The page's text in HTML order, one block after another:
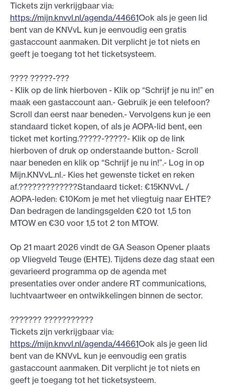
Tickets zijn verkrijgbaar via:
https://mijn.knvvl.nl/agenda/44661Ook als je geen lid
bent van de KNVvL kun je eenvoudig een gratis
gastaccount aanmaken. Dit verplicht je tot niets en
geeft je toegang tot het ticketsysteem.
???? ?????-???
- Klik op de link hierboven - Klik op “Schrijf je nu in!” en
maak een gastaccount aan.- Gebruik je een telefoon?
Scroll dan eerst naar beneden.- Vervolgens kun je een
standaard ticket kopen, of als je AOPA-lid bent, een
ticket met korting.?????-?????- Klik op de link
hierboven of druk op onderstaande button.- Scroll
naar beneden en klik op “Schrijf je nu in!”.- Log in op
Mijn.KNVvL.nl.- Kies het gewenste ticket en reken
af.?????????????Standaard ticket: €15KNVvL /
AOPA-leden: €10Kom je met het vliegtuig naar EHTE?
Dan bedragen de landingsgelden €20 tot 1,5 ton
MTOW en €30 voor 1,5 tot 2 ton MTOW.
Op 21 maart 2026 vindt de GA Season Opener plaats
op Vliegveld Teuge (EHTE). Tijdens deze dag staat een
gevarieerd programma op de agenda met
presentaties over onder andere RT communications,
luchtvaartweer en ontwikkelingen binnen de sector.
??????? ???????????
Tickets zijn verkrijgbaar via:
https://mijn.knvvl.nl/agenda/44661Ook als je geen lid
bent van de KNVvL kun je eenvoudig een gratis
gastaccount aanmaken. Dit verplicht je tot niets en
geeft je toegang tot het ticketsysteem.